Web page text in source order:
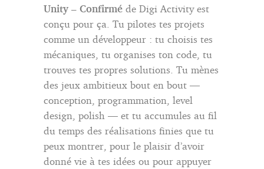
Unity – Confirmé de Digi Activity est
conçu pour ça. Tu pilotes tes projets
comme un développeur : tu choisis tes
mécaniques, tu organises ton code, tu
trouves tes propres solutions. Tu mènes
des jeux ambitieux bout en bout —
conception, programmation, level
design, polish — et tu accumules au fil
du temps des réalisations finies que tu
peux montrer, pour le plaisir d’avoir
donné vie à tes idées ou pour appuyer